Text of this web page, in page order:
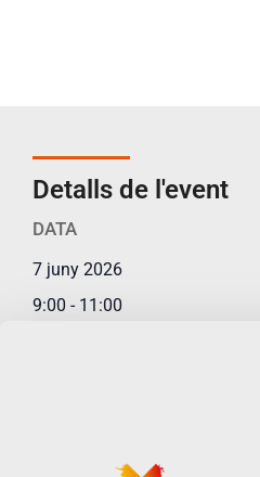
Detalls de l'event
DATA
7 juny 2026
9:00 - 11:00